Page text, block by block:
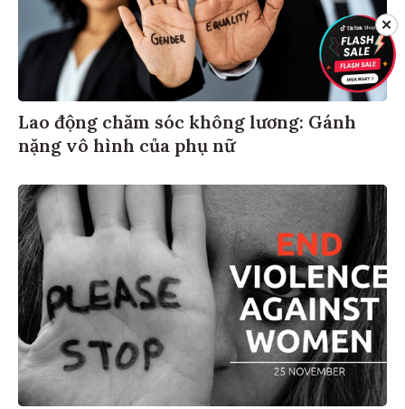
Lao động chăm sóc không lương: Gánh
nặng vô hình của phụ nữ
✕